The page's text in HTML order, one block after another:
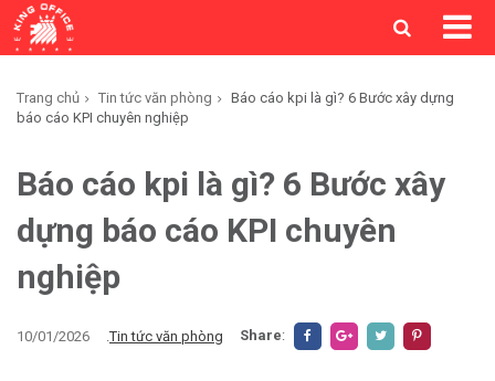
Trang chủ Tin tức văn phòng
Báo cáo kpi là gì? 6 Bước xây dựng
báo cáo KPI chuyên nghiệp
Báo cáo kpi là gì? 6 Bước xây
dựng báo cáo KPI chuyên
nghiệp
10/01/2026 .Tin tức văn phòng Share: